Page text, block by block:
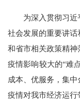
为深入贯彻习近
社会发展的重要讲
和省市相关政策精
疫情影响较大的“难
成本、优服务，集
疫情对我市经济运